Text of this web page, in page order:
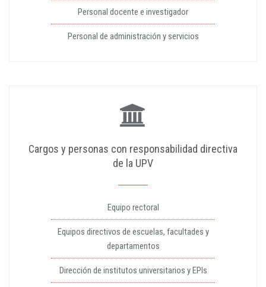
Personal docente e investigador
Personal de administración y servicios
Cargos y personas con responsabilidad directiva
de la UPV
Equipo rectoral
Equipos directivos de escuelas, facultades y
departamentos
Dirección de institutos universitarios y EPIs